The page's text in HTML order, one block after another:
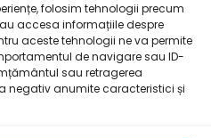
folosim tehnologii precum
accesa informațiile despre
aceste tehnologii ne va permite
de navigare sau ID-
sau retragerea
negativ anumite caracteristici și